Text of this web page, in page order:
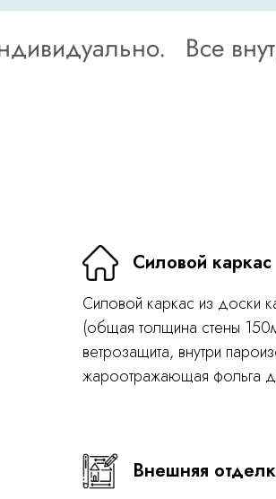
Все
Силовой каркас
Силовой каркас из доски
(общая толщина стены
ветрозащита, внутри
жароотражающая фольга
Внешняя